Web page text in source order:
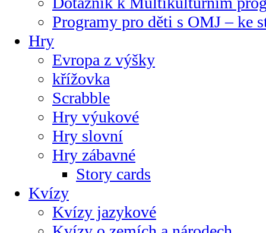
Programy pro děti s OMJ – ke
Hry
Evropa z výšky
křížovka
Scrabble
Hry výukové
Hry slovní
Hry zábavné
Story cards
Kvízy
Kvízy jazykové